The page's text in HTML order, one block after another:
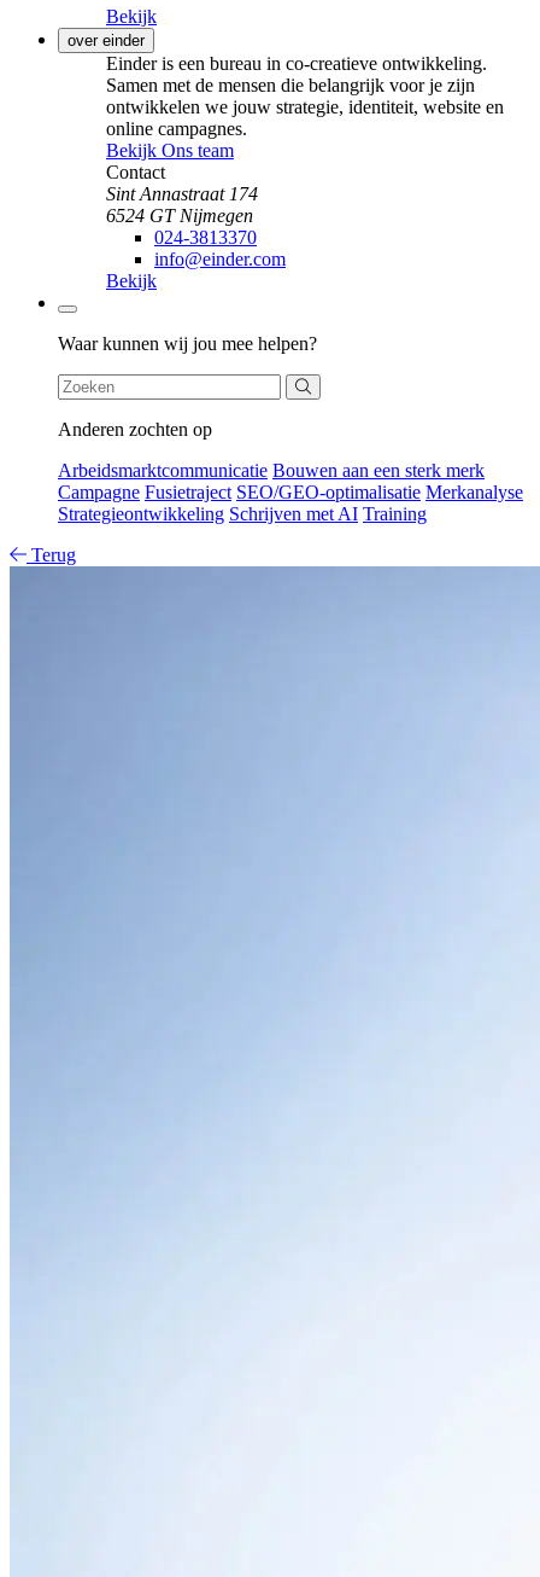
Bekijk
over einder
Einder is een bureau in co-creatieve ontwikkeling.
Samen met de mensen die belangrijk voor je zijn
ontwikkelen we jouw strategie, identiteit, website en
online campagnes.
Bekijk Ons team
Contact
Sint Annastraat 174
6524 GT Nijmegen
024-3813370
info@einder.com
Bekijk
Zoeken
Waar kunnen wij jou mee helpen?
Anderen zochten op
Arbeidsmarktcommunicatie Bouwen aan een sterk merk
Campagne Fusietraject SEO/GEO-optimalisatie Merkanalyse
Strategieontwikkeling Schrijven met AI Training
Terug